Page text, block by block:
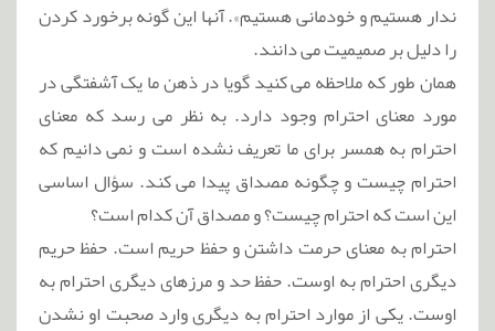
ندار هستیم و خودمانی هستیم». آنها این گونه برخورد کردن
را دلیل بر صمیمیت می دانند.
همان طور که ملاحظه می کنید گویا در ذهن ما یک آشفتگی در
مورد معنای احترام وجود دارد. به نظر می رسد که معنای
احترام به همسر برای ما تعریف نشده است و نمی دانیم که
احترام چیست و چگونه مصداق پیدا می کند. سؤال اساسی
این است که احترام چیست؟ و مصداق آن کدام است؟
احترام به معنای حرمت داشتن و حفظ حریم است. حفظ حریم
دیگری احترام به اوست. حفظ حد و مرزهای دیگری احترام به
اوست. یکی از موارد احترام به دیگری وارد صحبت او نشدن